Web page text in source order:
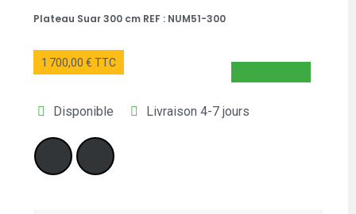
Plateau Suar 300 cm REF : NUM51-300
1 700,00 € TTC
Disponible Livraison 4-7 jours